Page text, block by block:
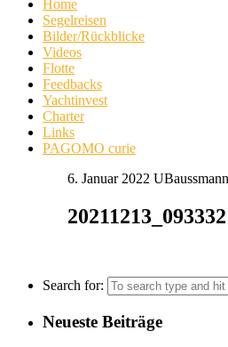
Home
Segelreisen
Bilder/Rückblicke
Videos
Flotte
Feedbacks
Yachtinvest
Charter
Links
PAGOMO curie
6. Januar 2022 UBaussmann
Search for:
Neueste Beiträge